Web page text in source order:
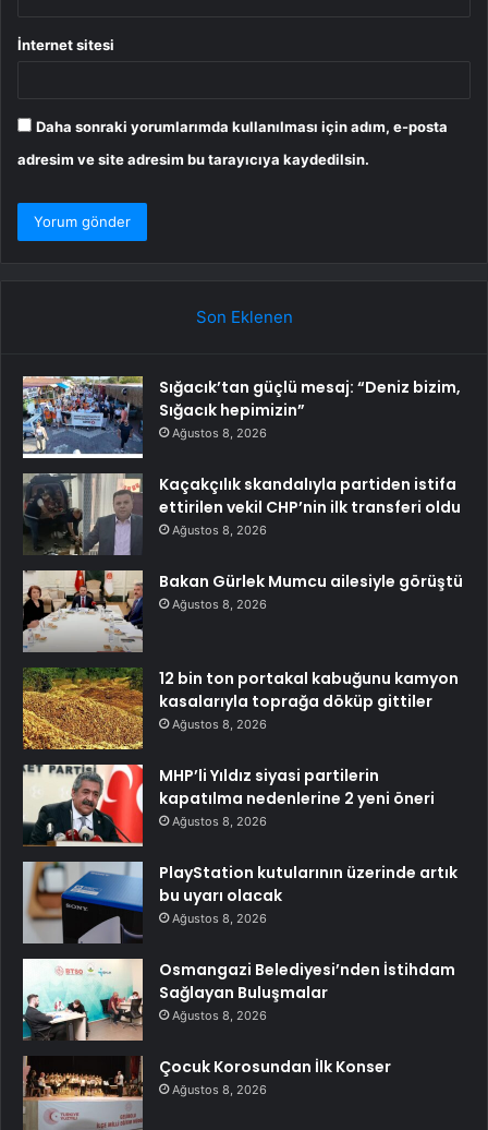
İnternet sitesi
Daha sonraki yorumlarımda kullanılması için adım, e-posta
adresim ve site adresim bu tarayıcıya kaydedilsin.
Son Eklenen
Sığacık’tan güçlü mesaj: “Deniz bizim,
Sığacık hepimizin”
Ağustos 8, 2026
Kaçakçılık skandalıyla partiden istifa
ettirilen vekil CHP’nin ilk transferi oldu
Ağustos 8, 2026
Bakan Gürlek Mumcu ailesiyle görüştü
Ağustos 8, 2026
12 bin ton portakal kabuğunu kamyon
kasalarıyla toprağa döküp gittiler
Ağustos 8, 2026
MHP’li Yıldız siyasi partilerin
kapatılma nedenlerine 2 yeni öneri
Ağustos 8, 2026
PlayStation kutularının üzerinde artık
bu uyarı olacak
Ağustos 8, 2026
Osmangazi Belediyesi’nden İstihdam
Sağlayan Buluşmalar
Ağustos 8, 2026
Çocuk Korosundan İlk Konser
Ağustos 8, 2026